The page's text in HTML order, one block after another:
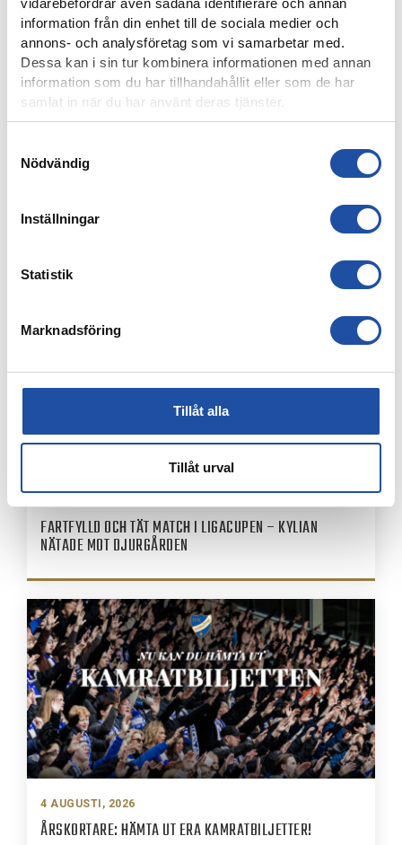
vidarebefordrar även sådana identifierare och annan
information från din enhet till de sociala medier och
annons- och analysföretag som vi samarbetar med.
Dessa kan i sin tur kombinera informationen med annan
information som du har tillhandahållit eller som de har
samlat in när du har använt deras tjänster.
Nödvändig
Inställningar
Statistik
Marknadsföring
Tillåt alla
Tillåt urval
7 AUGUSTI, 2026
FARTFYLLD OCH TÄT MATCH I LIGACUPEN – KYLIAN
NÄTADE MOT DJURGÅRDEN
4 AUGUSTI, 2026
ÅRSKORTARE: HÄMTA UT ERA KAMRATBILJETTER!